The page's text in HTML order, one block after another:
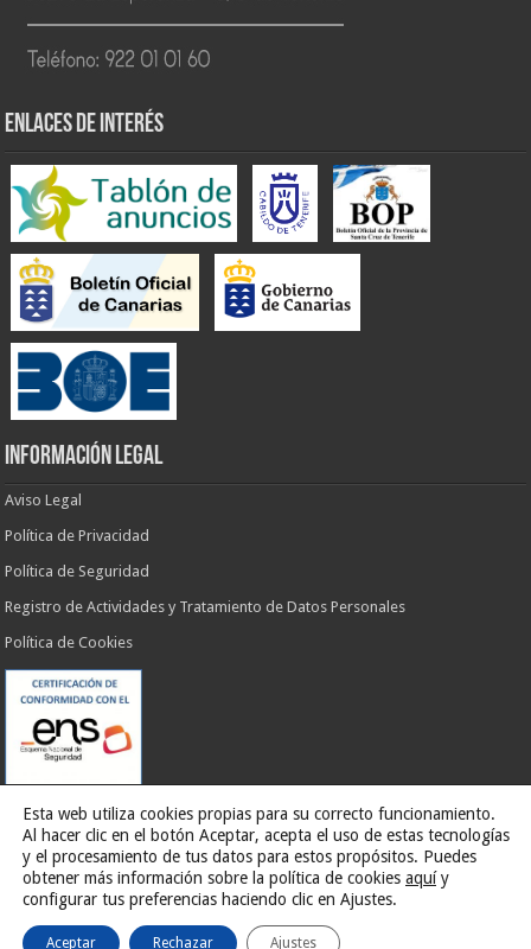
ENLACES DE INTERÉS
INFORMACIÓN LEGAL
Aviso Legal
Política de Privacidad
Política de Seguridad
Registro de Actividades y Tratamiento de Datos Personales
Política de Cookies
Web desarrollada porG13 Estudio Creativo
Esta web utiliza cookies propias para su correcto funcionamiento.
Al hacer clic en el botón Aceptar, acepta el uso de estas tecnologías
y el procesamiento de tus datos para estos propósitos. Puedes
obtener más información sobre la política de cookies aquíy
configurar tus preferencias haciendo clic en Ajustes.
Aceptar Rechazar Ajustes